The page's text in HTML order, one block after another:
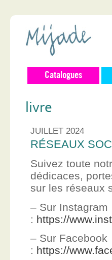
Catalogues
livre
JUILLET 2024
RÉSEAUX
Suivez toute
dédicaces,
sur les réseaux
– Sur Instagram
: https://
– Sur Facebook
: https://